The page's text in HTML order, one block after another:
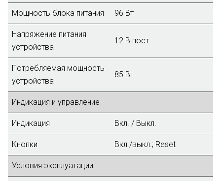
Мощность блока питания 96 Вт
Напряжение питания
устройства
12 В пост.
Потребляемая мощность
устройства
85 Вт
Индикация и управление
Индикация Вкл. / Выкл.
Кнопки Вкл./выкл.; Reset
Условия эксплуатации